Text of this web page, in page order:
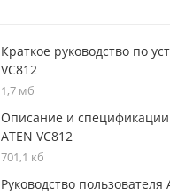
Краткое руководство по
VC812
1,7 мб
Описание и спецификации
ATEN VC812
701,1 кб
Руководство пользователя